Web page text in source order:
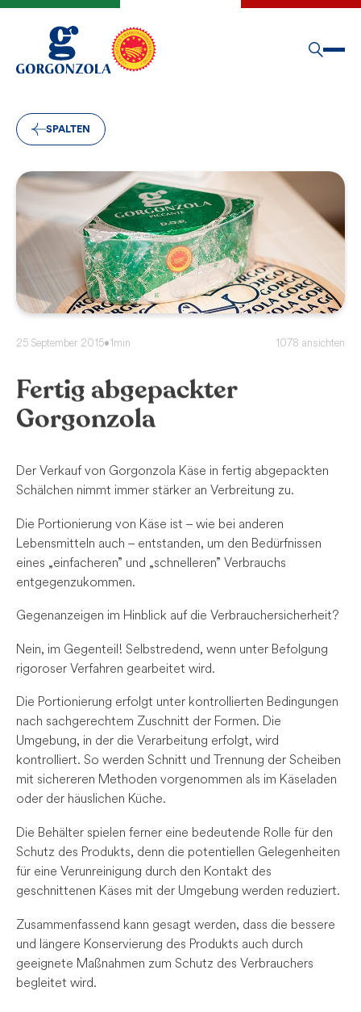
SPALTEN
25 September 2015•1min 1078 ansichten
Fertig abgepackter
Gorgonzola
Der Verkauf von Gorgonzola Käse in fertig abgepackten
Schälchen nimmt immer stärker an Verbreitung zu.
Die Portionierung von Käse ist – wie bei anderen
Lebensmitteln auch – entstanden, um den Bedürfnissen
eines „einfacheren” und „schnelleren” Verbrauchs
entgegenzukommen.
Gegenanzeigen im Hinblick auf die Verbrauchersicherheit?
Nein, im Gegenteil! Selbstredend, wenn unter Befolgung
rigoroser Verfahren gearbeitet wird.
Die Portionierung erfolgt unter kontrollierten Bedingungen
nach sachgerechtem Zuschnitt der Formen. Die
Umgebung, in der die Verarbeitung erfolgt, wird
kontrolliert. So werden Schnitt und Trennung der Scheiben
mit sichereren Methoden vorgenommen als im Käseladen
oder der häuslichen Küche.
Die Behälter spielen ferner eine bedeutende Rolle für den
Schutz des Produkts, denn die potentiellen Gelegenheiten
für eine Verunreinigung durch den Kontakt des
geschnittenen Käses mit der Umgebung werden reduziert.
Zusammenfassend kann gesagt werden, dass die bessere
und längere Konservierung des Produkts auch durch
geeignete Maßnahmen zum Schutz des Verbrauchers
begleitet wird.